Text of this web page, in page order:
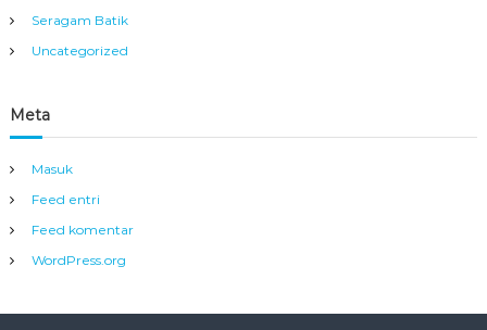
Seragam Batik
Uncategorized
Meta
Masuk
Feed entri
Feed komentar
WordPress.org